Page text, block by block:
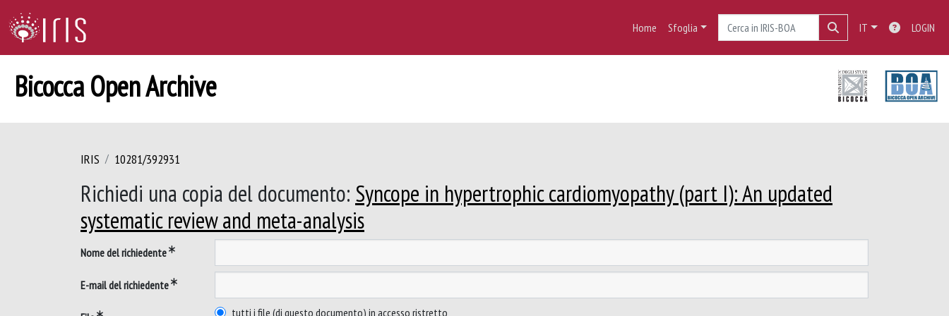
Home Sfoglia IT LOGIN
Bicocca Open Archive
IRIS 10281/392931
Richiedi una copia del documento: Syncope in hypertrophic cardiomyopathy (part I): An updated
systematic review and meta-analysis
Nome del richiedente
E-mail del richiedente
tutti i file (di questo documento) in accesso ristretto